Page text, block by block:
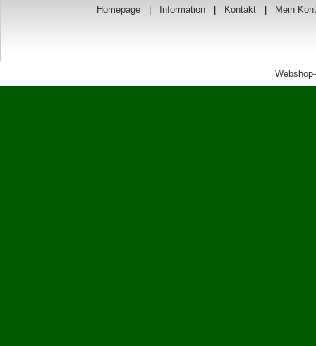
Homepage Information Kontakt Mein